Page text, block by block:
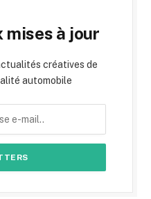
mises à jour
créatives de
automobile